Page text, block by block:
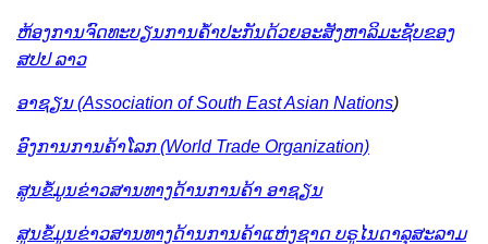
ຫ້ອງການຈົດທະບຽນການຄໍ້າປະກັນດ້ວຍອະສັງຫາລິມະຊັບຂອງ
ສປປ ລາວ
ອາຊຽນ (Association of South East Asian Nations)
ອົງການການຄ້າໂລກ (World Trade Organization)
ສູນຂໍ້ມູນຂ່າວສານທາງດ້ານການຄ້າ ອາຊຽນ
ສູນຂໍ້ມູນຂ່າວສານທາງດ້ານການຄ້າແຫ່ງຊາດ ບຣູໄນດາລຸສະລາມ